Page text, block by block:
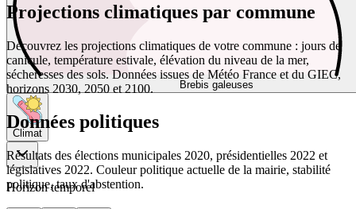
Brebis galeuses
Climat
Horizon temporel
Projections climatiques par commune
Découvrez les projections climatiques de votre commune : jours de
canicule, température estivale, élévation du niveau de la mer,
sécheresses des sols. Données issues de Météo France et du GIEC,
horizons 2030, 2050 et 2100.
Données politiques
Résultats des élections municipales 2020, présidentielles 2022 et
législatives 2022. Couleur politique actuelle de la mairie, stabilité
politique, taux d'abstention.